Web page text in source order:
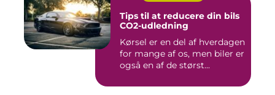
Tips til at reducere din bils
CO2-udledning
Kørsel er en del af hverdagen
for mange af os, men biler er
også en af de størst...